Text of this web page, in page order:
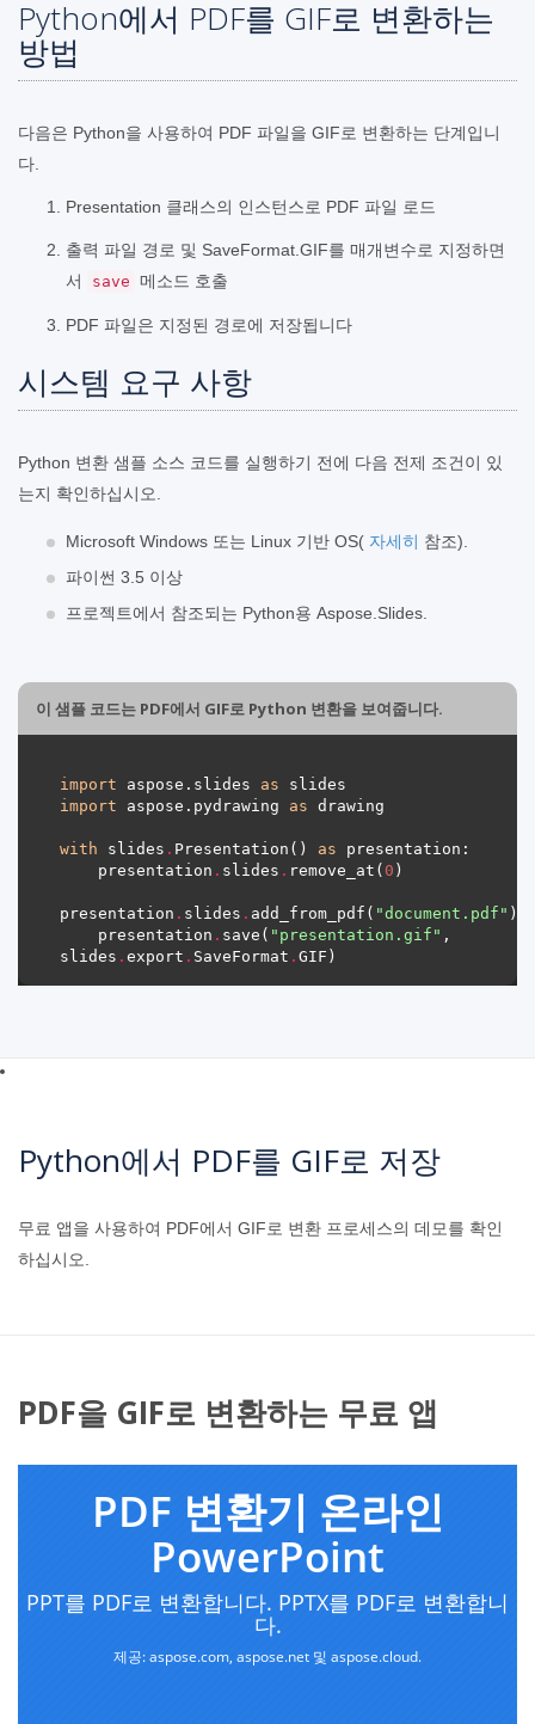
Python에서 PDF를 GIF로 변환하는
방법
다음은 Python을 사용하여 PDF 파일을 GIF로 변환하는 단계입니
다.
Presentation 클래스의 인스턴스로 PDF 파일 로드
출력 파일 경로 및 SaveFormat.GIF를 매개변수로 지정하면
서
save 메소드 호출
PDF 파일은 지정된 경로에 저장됩니다
시스템 요구 사항
Python 변환 샘플 소스 코드를 실행하기 전에 다음 전제 조건이 있
는지 확인하십시오.
Microsoft Windows 또는 Linux 기반 OS( 자세히 참조).
파이썬 3.5 이상
프로젝트에서 참조되는 Python용 Aspose.Slides.
이 샘플 코드는 PDF에서 GIF로 Python 변환을 보여줍니다.
import aspose.slides as
import aspose.pydrawing as
with slides . Presentation() as
    presentation
. slides . remove_at( 0
presentation . slides . add_from_pdf( "document.pdf"
    presentation
. save( "presentation.gif" ,
slides . export . SaveFormat .
Python에서 PDF를 GIF로 저장
무료 앱을 사용하여 PDF에서 GIF로 변환 프로세스의 데모를 확인
하십시오.
PDF을 GIF로 변환하는 무료 앱